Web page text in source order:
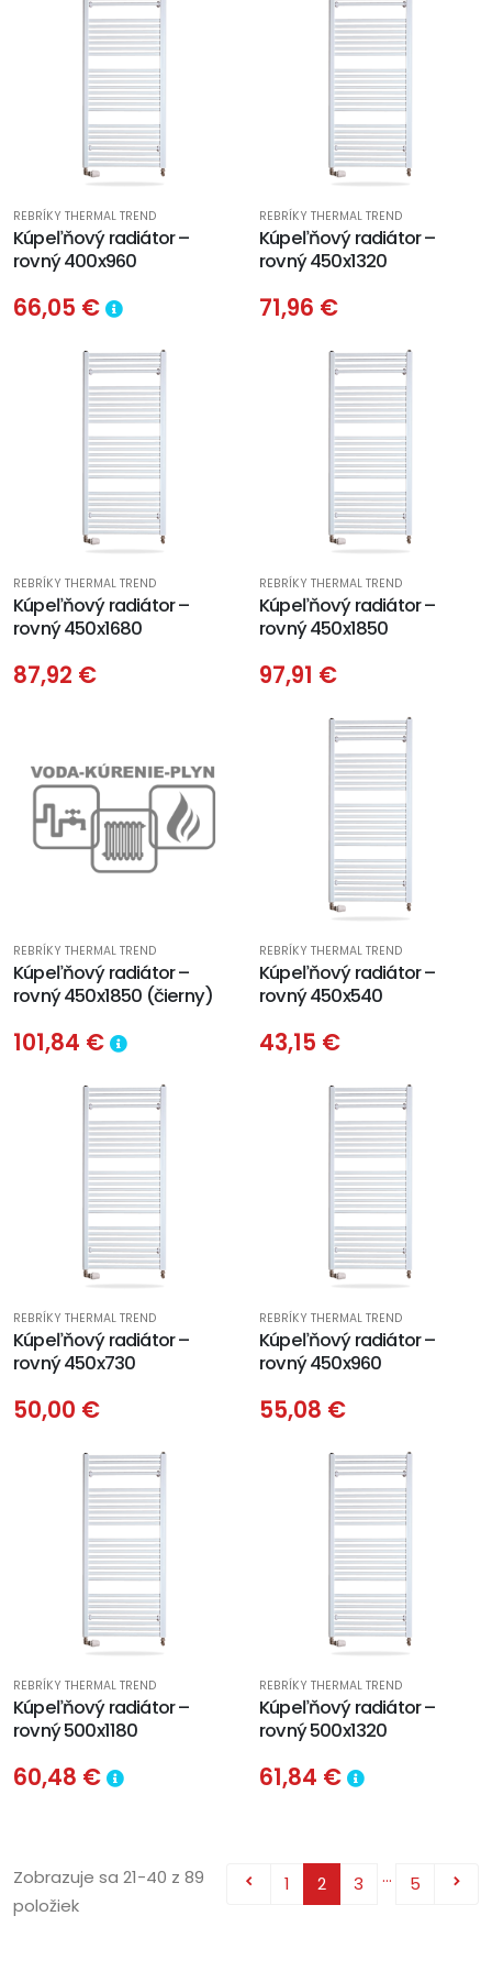
REBRÍKY THERMAL TREND
Kúpeľňový radiátor –
rovný 400x960
66,05 €
REBRÍKY THERMAL TREND
Kúpeľňový radiátor –
rovný 450x1320
71,96 €
REBRÍKY THERMAL TREND
Kúpeľňový radiátor –
rovný 450x1680
87,92 €
REBRÍKY THERMAL TREND
Kúpeľňový radiátor –
rovný 450x1850
97,91 €
REBRÍKY THERMAL TREND
Kúpeľňový radiátor –
rovný 450x1850 (čierny)
101,84 €
REBRÍKY THERMAL TREND
Kúpeľňový radiátor –
rovný 450x540
43,15 €
REBRÍKY THERMAL TREND
Kúpeľňový radiátor –
rovný 450x730
50,00 €
REBRÍKY THERMAL TREND
Kúpeľňový radiátor –
rovný 450x960
55,08 €
REBRÍKY THERMAL TREND
Kúpeľňový radiátor –
rovný 500x1180
60,48 €
REBRÍKY THERMAL TREND
Kúpeľňový radiátor –
rovný 500x1320
61,84 €
Zobrazuje sa 21-40 z 89
položiek
 1 2 3 … 5 